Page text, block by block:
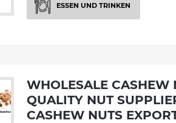
ESSEN UND TRINKEN
WHOLESALE CASHEW NUTS FROM HIGH
QUALITY NUT
CASHEW NUTS